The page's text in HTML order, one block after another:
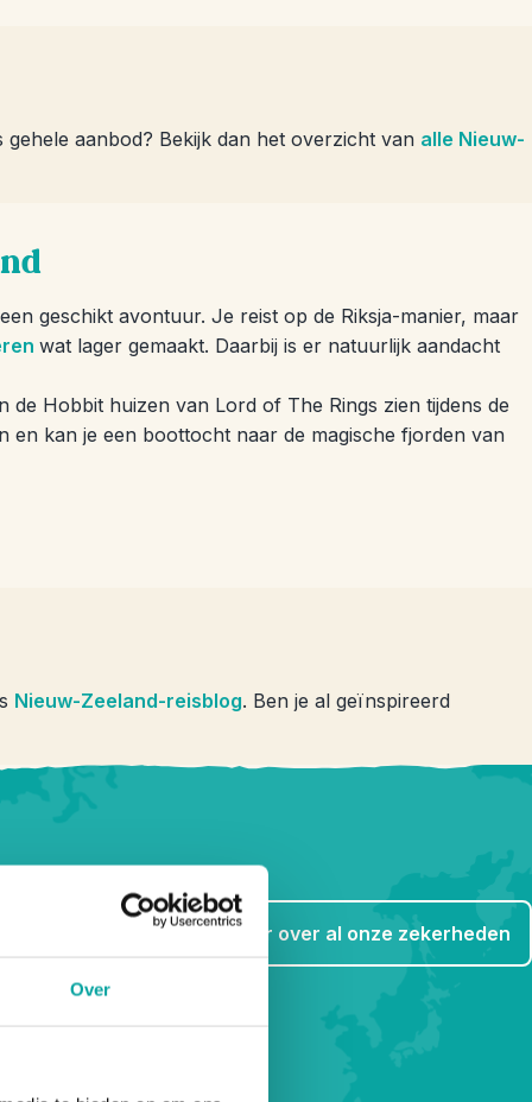
Over
aanbod? Bekijk dan het overzicht van alle Nieuw-
geschikt avontuur. Je reist op de Riksja-manier, maar
wat lager gemaakt. Daarbij is er natuurlijk aandacht
Hobbit huizen van Lord of The Rings zien tijdens de
en kan je een boottocht naar de magische fjorden van
Nieuw-Zeeland-reisblog. Ben je al geïnspireerd
Lees meer over al onze zekerheden